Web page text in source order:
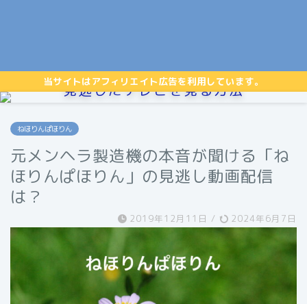
当サイトはアフィリエイト広告を利用しています。
見逃したテレビを見る方法
ねほりんぱほりん
元メンヘラ製造機の本音が聞ける「ね
ほりんぱほりん」の見逃し動画配信
は？
2019年12月11日 / 2024年6月7日